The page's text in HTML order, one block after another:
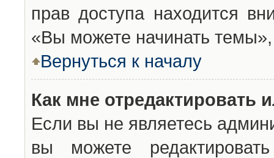
прав доступа находится
«Вы можете начинать
Вернуться к началу
Как мне отредактировать
Если вы не являетесь
вы можете